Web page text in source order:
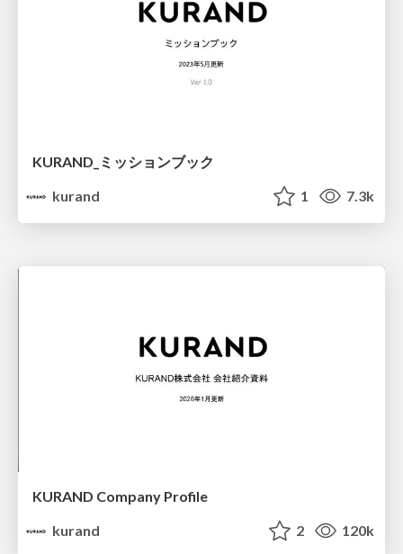
KURAND_ミッションブック
kurand
1 7.3k
KURAND Company Profile
kurand
2 120k